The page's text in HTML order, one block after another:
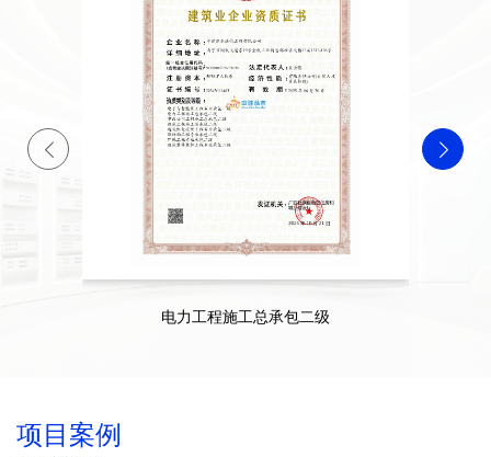
电力工程施工总承包二级
项目案例